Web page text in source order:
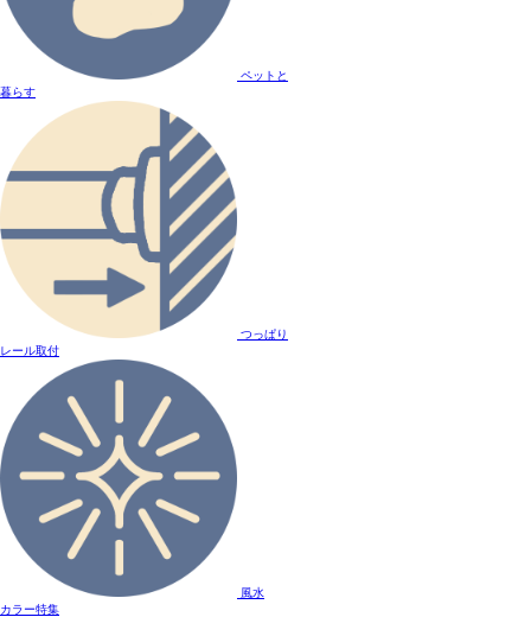
ペットと
暮らす
つっぱり
レール取付
風水
カラー特集